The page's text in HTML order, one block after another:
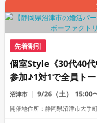
先着割引
個室Style《30代40
参加♪1対1で全員ト
活パーティー
沼津市 9/26（土） 15:00
開催地住所：静岡県沼津市大